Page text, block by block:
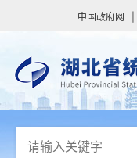
中国政府网